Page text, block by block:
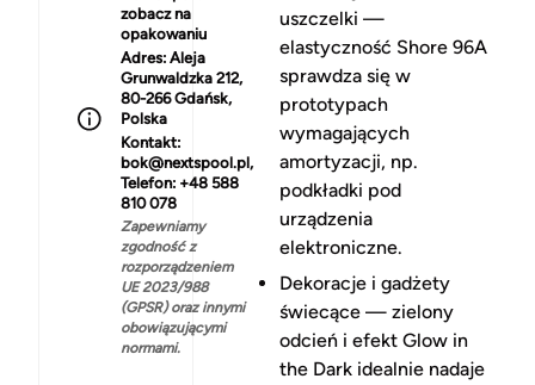
zobacz na
opakowaniu
Adres: Aleja
Grunwaldzka 212,
80-266 Gdańsk,
Polska
Kontakt:
bok@nextspool.pl,
Telefon: +48 588
810 078
Zapewniamy
zgodność z
rozporządzeniem
UE 2023/988
(GPSR) oraz innymi
obowiązującymi
normami.
uszczelki —
elastyczność Shore 96A
sprawdza się w
prototypach
wymagających
amortyzacji, np.
podkładki pod
urządzenia
elektroniczne.
Dekoracje i gadżety
świecące — zielony
odcień i efekt Glow in
the Dark idealnie nadaje